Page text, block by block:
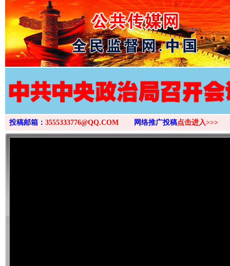
>
投稿邮箱： 3555333776@QQ.COM 网络推广投稿点击进入>>>